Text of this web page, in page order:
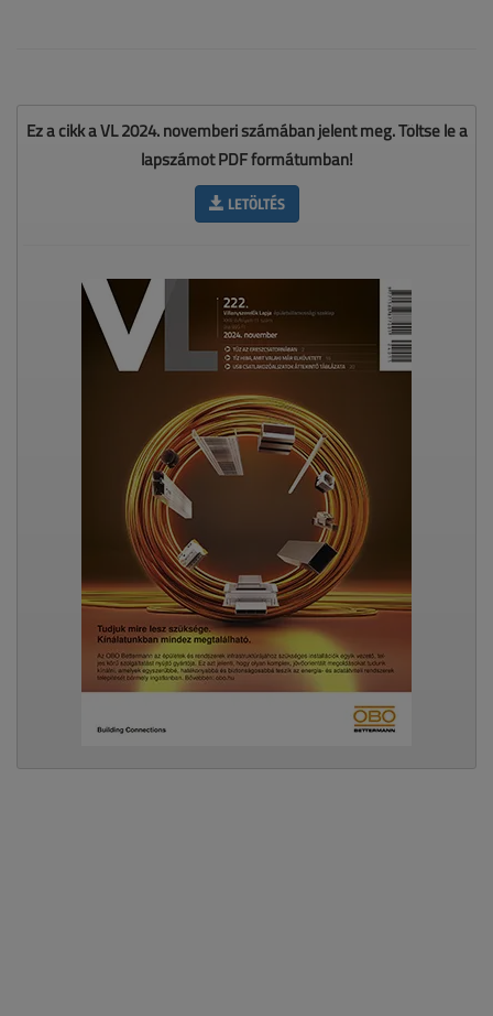
Ez a cikk a VL 2024. novemberi számában jelent meg. Töltse le a
lapszámot PDF formátumban!
LETÖLTÉS